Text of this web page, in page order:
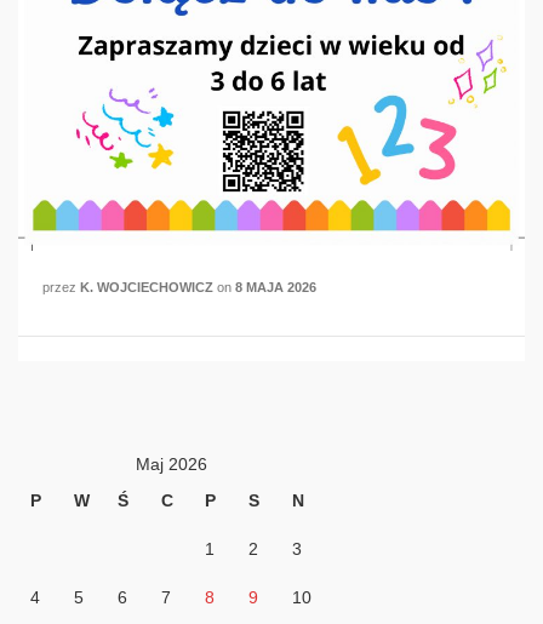
przez K. WOJCIECHOWICZ on 8 MAJA 2026
Maj 2026
P
W Ś C P S N
1 2 3
4 5 6 7 8 9 10